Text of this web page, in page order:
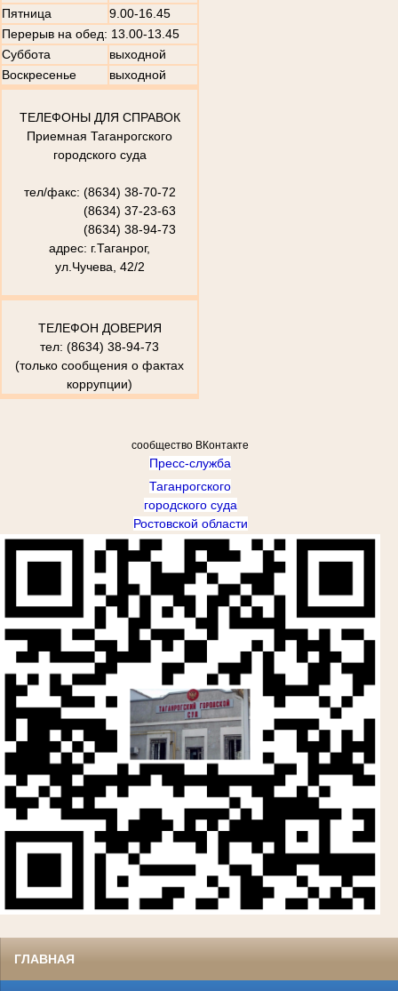
Пятница
9.00-16.45
Перерыв на обед: 13.00-13.45
Суббота
выходной
Воскресенье
выходной
ТЕЛЕФОНЫ ДЛЯ СПРАВОК
Приемная Таганрогского
городского суда
тел/факс: (8634) 38-70-72
(8634) 37-23-63
(8634) 38-94-73
адрес: г.Таганрог,
ул.Чучева, 42/2
ТЕЛЕФОН ДОВЕРИЯ
тел: (8634) 38-94-73
(только сообщения о фактах
коррупции)
сообщество ВКонтакте
Пресс-служба
Таганрогского
городского суда
Ростовской области
ГЛАВНАЯ